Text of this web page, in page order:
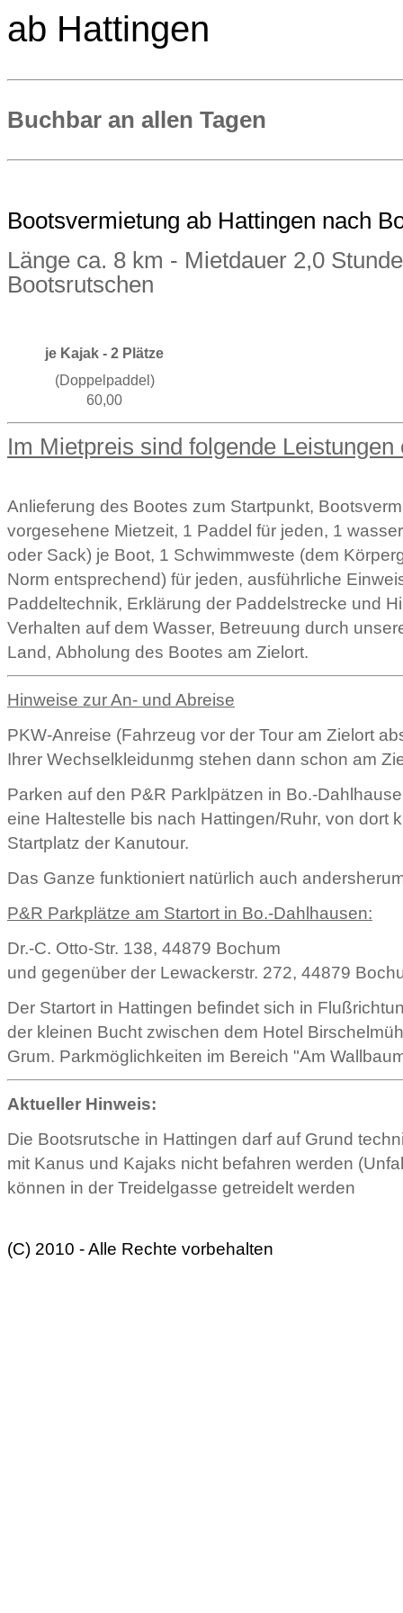
ab Hattingen
Buchbar an allen Tagen
Bootsvermietung ab Hattingen nach
Länge ca. 8 km - Mietdauer 2,0
Bootsrutschen
je Kajak - 2 Plätze
(Doppelpaddel)
60,00
Im Mietpreis sind folgende Leistungen
Anlieferung des Bootes zum Startpunkt,
vorgesehene Mietzeit, 1 Paddel für jeden, 1
oder Sack) je Boot, 1 Schwimmweste (dem
Norm entsprechend) für jeden, ausführliche
Paddeltechnik, Erklärung der Paddelstrecke und
Verhalten auf dem Wasser, Betreuung durch
Land, Abholung des Bootes am Zielort.
Hinweise zur An- und Abreise
PKW-Anreise (Fahrzeug vor der Tour am Zielort
Ihrer Wechselkleidunmg stehen dann schon am
Parken auf den P&R Parklpätzen in Bo.-
eine Haltestelle bis nach Hattingen/Ruhr, von dort
Startplatz der Kanutour.
Das Ganze funktioniert natürlich auch
P&R Parkplätze am Startort in Bo.-Dahlhausen:
Dr.-C. Otto-Str. 138, 44879 Bochum
und gegenüber der Lewackerstr. 272, 44879
Der Startort in Hattingen befindet sich in
der kleinen Bucht zwischen dem Hotel
Grum. Parkmöglichkeiten im Bereich "Am
Aktueller Hinweis:
Die Bootsrutsche in Hattingen darf auf Grund
mit Kanus und Kajaks nicht befahren werden
können in der Treidelgasse getreidelt werden
(C) 2010 - Alle Rechte vorbehalten